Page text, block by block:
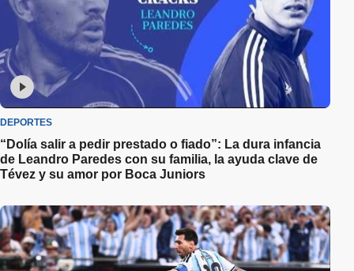
DEPORTES
“Dolía salir a pedir prestado o fiado”: La dura infancia
de Leandro Paredes con su familia, la ayuda clave de
Tévez y su amor por Boca Juniors